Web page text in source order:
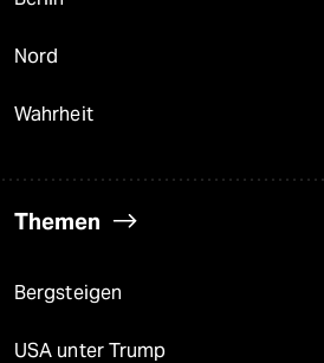
Nord
Wahrheit
Themen
Bergsteigen
USA unter Trump